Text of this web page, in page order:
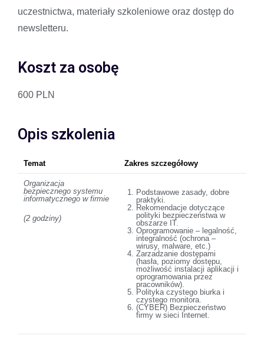
uczestnictwa, materiały szkoleniowe oraz dostęp do
newsletteru.
Koszt za osobę
600 PLN
Opis szkolenia
Temat Zakres szczegółowy
Organizacja
bezpiecznego systemu
informatycznego w firmie
(2 godziny)
Podstawowe zasady, dobre
praktyki.
Rekomendacje dotyczące
polityki bezpieczeństwa w
obszarze IT.
Oprogramowanie – legalność,
integralność (ochrona –
wirusy, malware, etc.)
Zarzadzanie dostępami
(hasła, poziomy dostępu,
możliwość instalacji aplikacji i
oprogramowania przez
pracowników).
Polityka czystego biurka i
czystego monitora.
(CYBER) Bezpieczeństwo
firmy w sieci Internet.